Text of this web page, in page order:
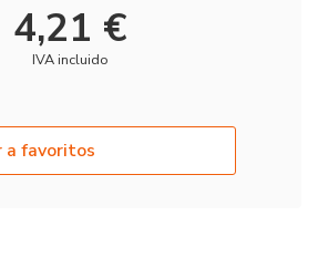
4,21 €
IVA incluido
a favoritos